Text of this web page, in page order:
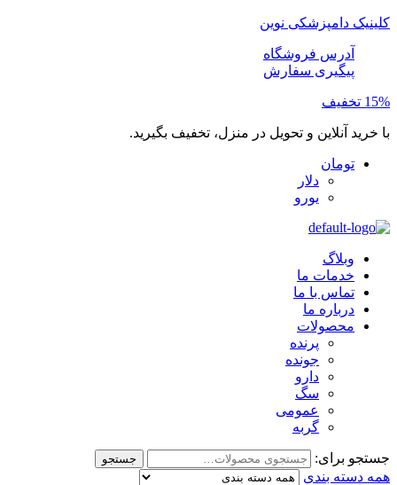
کلینیک دامپزشکی نوین
آدرس فروشگاه
پیگیری سفارش
15% تخفیف
با خرید آنلاین و تحویل در منزل، تخفیف بگیرید.
تومان
دلار
یورو
وبلاگ
خدمات ما
تماس با ما
درباره ما
محصولات
پرنده
جونده
دارو
سگ
عمومی
گربه
جستجو برای: جستجو
همه دسته بندی